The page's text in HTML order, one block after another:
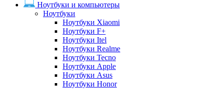
Ноутбуки и компьютеры
Ноутбуки
Ноутбуки Xiaomi
Ноутбуки F+
Ноутбуки Itel
Ноутбуки Realme
Ноутбуки Tecno
Ноутбуки Apple
Ноутбуки Asus
Ноутбуки Honor